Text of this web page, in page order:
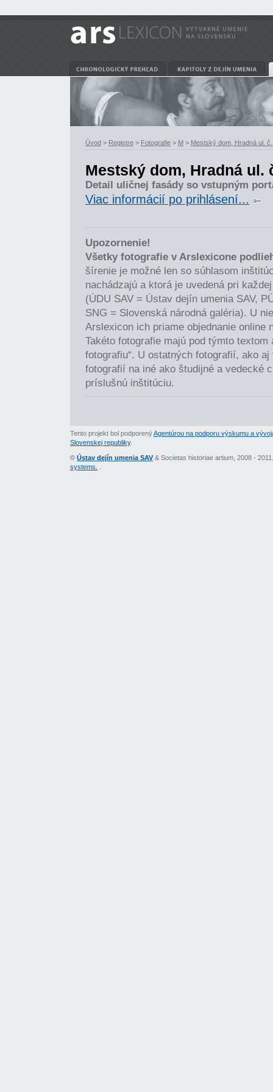
Úvod > Registre > Fotografie > M > Mestský dom, Hradná ul.
Mestský dom, Hradná ul.
Detail uličnej fasády so vstupným
Viac informácií po prihlásení...
Upozornenie!
Všetky fotografie v Arslexicone
šírenie je možné len so súhlasom
nachádzajú a ktorá je uvedená pri
(ÚDU SAV = Ústav dejín umenia SAV,
SNG = Slovenská národná galéria). U
Arslexicon ich priame objednanie online
Takéto fotografie majú pod týmto
fotografiu“. U ostatných fotografií, ako
fotografií na iné ako študijné a vedecké
príslušnú inštitúciu.
Tento projekt bol podporenýAgentúrou na podporu výskumu a
Slovenskej republiky.
© Ústav dejín umenia SAV & Societas historiae artium, 2008 -
systems.